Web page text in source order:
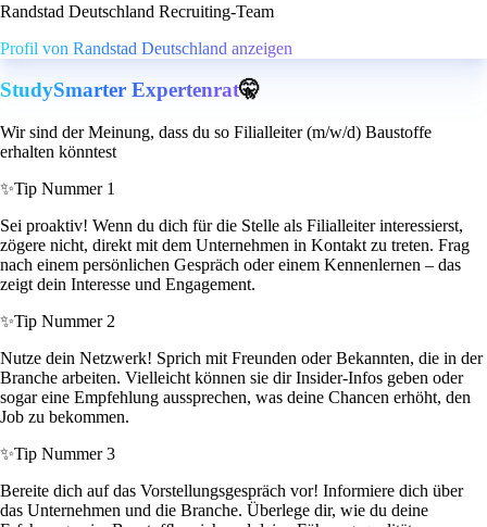
Randstad Deutschland Recruiting-Team
Profil von Randstad Deutschland anzeigen
StudySmarter Expertenrat🤫
Wir sind der Meinung, dass du so Filialleiter (m/w/d) Baustoffe
erhalten könntest
✨Tip Nummer 1
Sei proaktiv! Wenn du dich für die Stelle als Filialleiter interessierst,
zögere nicht, direkt mit dem Unternehmen in Kontakt zu treten. Frag
nach einem persönlichen Gespräch oder einem Kennenlernen – das
zeigt dein Interesse und Engagement.
✨Tip Nummer 2
Nutze dein Netzwerk! Sprich mit Freunden oder Bekannten, die in der
Branche arbeiten. Vielleicht können sie dir Insider-Infos geben oder
sogar eine Empfehlung aussprechen, was deine Chancen erhöht, den
Job zu bekommen.
✨Tip Nummer 3
Bereite dich auf das Vorstellungsgespräch vor! Informiere dich über
das Unternehmen und die Branche. Überlege dir, wie du deine